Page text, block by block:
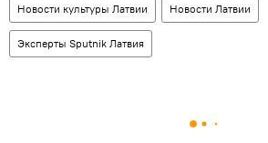
Новости культуры Латвии Новости Латвии
Эксперты Sputnik Латвия